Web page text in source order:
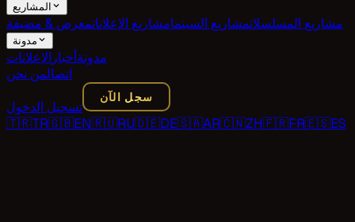
المشاريع
مشاريع المسلسلاتمشاريع السينمامشاريع الإعلاناتمعرض & مضيفة
مدونة
مدونةأخبار الإعلانات
اتصالمن نحن
تسجيل الدخول
سجل الآن
🇹🇷TR🇬🇧EN🇷🇺RU🇩🇪DE🇸🇦AR🇨🇳ZH🇫🇷FR🇪🇸ES